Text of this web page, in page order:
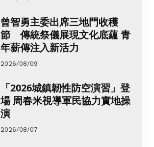
曾智勇主委出席三地門收穫
節 傳統祭儀展現文化底蘊 青
年薪傳注入新活力
2026/08/09
「2026城鎮韌性防空演習」登
場 周春米視導軍民協力實地操
演
2026/08/07